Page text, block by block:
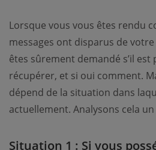
Lorsque vous vous êtes rendu
messages ont disparus de
êtes sûrement demandé s’il
récupérer, et si oui comment.
dépend de la situation dans
actuellement. Analysons cela
Situation 1 : Si vous